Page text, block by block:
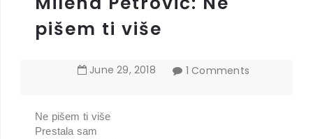
pišem ti više
June 29,2018 1 Comments
Ne pišem ti više
Prestala sam